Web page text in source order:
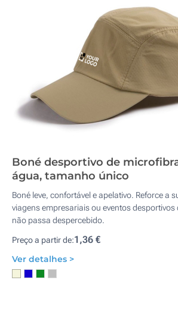
Boné desportivo de
água, tamanho único
Boné leve, confortável e apelativo. Reforce a
viagens empresariais ou eventos
não passa despercebido.
Preço a partir de:1,36 €
Ver detalhes >